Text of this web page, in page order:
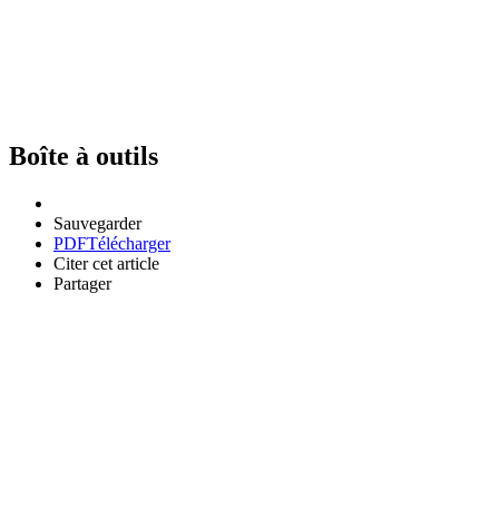
Boîte à outils
Sauvegarder
PDFTélécharger
Citer cet article
Partager